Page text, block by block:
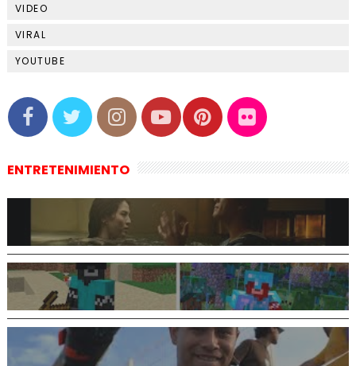
VIDEO
VIRAL
YOUTUBE
ENTRETENIMIENTO